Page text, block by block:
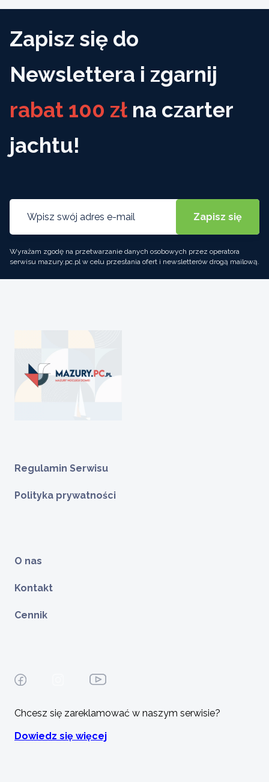
Zapisz się do
Newslettera i zgarnij
rabat 100 zł na czarter
jachtu!
Wyrażam zgodę na przetwarzanie danych osobowych przez operatora
serwisu mazury.pc.pl w celu przesłania ofert i newsletterów drogą mailową.
Regulamin Serwisu
Polityka prywatności
O nas
Kontakt
Cennik
Chcesz się zareklamować w naszym serwisie?
Dowiedz się więcej